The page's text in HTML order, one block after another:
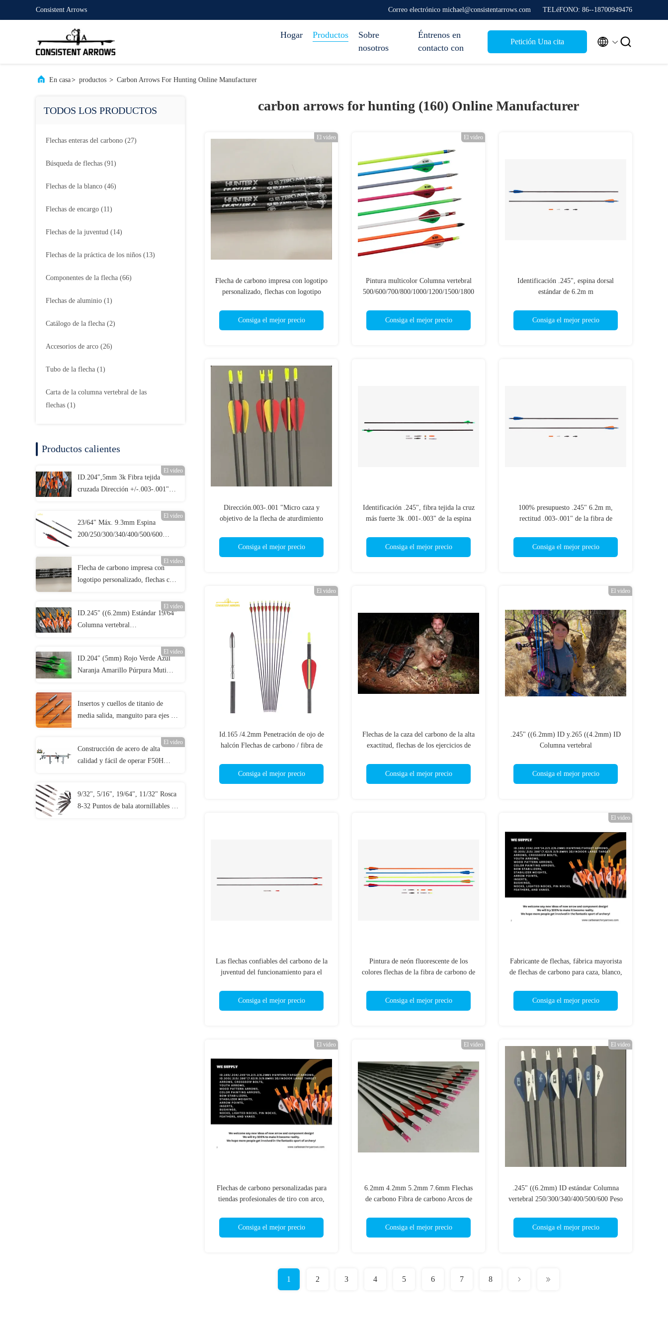
Consistent Arrows Correo electrónico michael@consistentarrows.com TELéFONO: 86--18700949476
Hogar Productos
Sobre
nosotros
Éntrenos en
contacto con
Petición Una cita  
En casa> productos > Carbon Arrows For Hunting Online Manufacturer
TODOS LOS PRODUCTOS
Flechas enteras del carbono (27)
Búsqueda de flechas (91)
Flechas de la blanco (46)
Flechas de encargo (11)
Flechas de la juventud (14)
Flechas de la práctica de los niños (13)
Componentes de la flecha (66)
Flechas de aluminio (1)
Catálogo de la flecha (2)
Accesorios de arco (26)
Tubo de la flecha (1)
Carta de la columna vertebral de las
flechas (1)
Productos calientes
El video
ID.204",5mm 3k Fibra tejida
cruzada Dirección +/-.003-.001"
El video
23/64" Máx. 9.3mm Espina
200/250/300/340/400/500/600
.003-.001" Flechas para blancos 3D
El video
Flecha de carbono impresa con
logotipo personalizado, flechas con
blanco personalizadas, pernos de
ballesta
El video
ID.245" ((6.2mm) Estándar 19/64"
Columna vertebral
Dirección +/-.003-.001" Filas de
caza / objetivo de ataque
El video
ID.204" (5mm) Rojo Verde Azul
Naranja Amarillo Púrpura Muti
Insertos y cuellos de titanio de
media salida, manguito para ejes de
El video
Construcción de acero de alta
calidad y fácil de operar F50H
49"
9/32", 5/16", 19/64", 11/32" Rosca
8-32 Puntos de bala atornillables y
carbon arrows for hunting (160) Online Manufacturer
El video
Flecha de carbono impresa con logotipo
personalizado, flechas con logotipo
Consiga el mejor precio
El video
Pintura multicolor Columna vertebral
500/600/700/800/1000/1200/1500/1800
Consiga el mejor precio
Identificación .245", espina dorsal
estándar de 6.2m m
completas de la rectitud con las paletas
Fletched de la chaqueta
Consiga el mejor precio
Dirección.003-.001 "Micro caza y
objetivo de la flecha de aturdimiento
Consiga el mejor precio
Identificación .245", fibra tejida la cruz
más fuerte 3k .001-.003" de la espina
flechas de la caza del trono de la rectitud
Consiga el mejor precio
100% presupuesto .245" 6.2m m,
rectitud .003-.001" de la fibra de
250/300/340/400/500
Consiga el mejor precio
El video
Id.165 /4.2mm Penetración de ojo de
halcón Flechas de carbono / fibra de
Consiga el mejor precio
Flechas de la caza del carbono de la alta
exactitud, flechas de los ejercicios de
Consiga el mejor precio
El video
.245" ((6.2mm) ID y.265 ((4.2mm) ID
Columna vertebral
y plumas flechas de la juventud flechas
Consiga el mejor precio
Las flechas confiables del carbono de la
juventud del funcionamiento para el
Consiga el mejor precio
Pintura de neón fluorescente de los
colores flechas de la fibra de carbono de
rojas, verdes, blancas, anaranjadas del
carbono del color
Consiga el mejor precio
El video
Fabricante de flechas, fábrica mayorista
de flechas de carbono para caza, blanco,
Consiga el mejor precio
El video
Flechas de carbono personalizadas para
tiendas profesionales de tiro con arco,
con arco, distribuidor y minorista de
arcos
Consiga el mejor precio
El video
6.2mm 4.2mm 5.2mm 7.6mm Flechas
de carbono Fibra de carbono Arcos de
Consiga el mejor precio
El video
.245" ((6.2mm) ID estándar Columna
vertebral 250/300/340/400/500/600 Peso
Consiga el mejor precio
1 2 3 4 5 6 7 8